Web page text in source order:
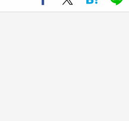
画で「聖地」が生産されてます